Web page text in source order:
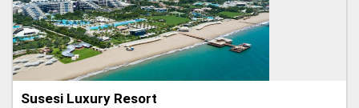
Susesi Luxury Resort